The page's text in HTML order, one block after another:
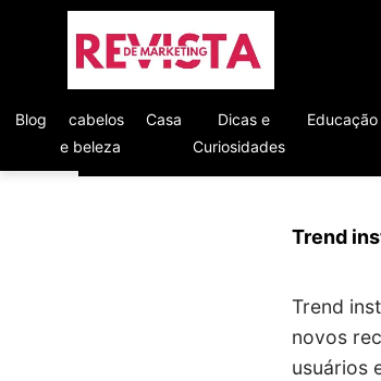
Blog
cabelos
e beleza
Casa
Dicas e
Curiosidades
Educação
Trend
Trend
novos
usuários